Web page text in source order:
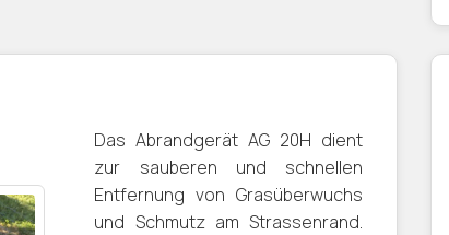
Das Abrandgerät AG 20H dient
zur sauberen und schnellen
Entfernung von Grasüberwuchs
und Schmutz am Strassenrand.